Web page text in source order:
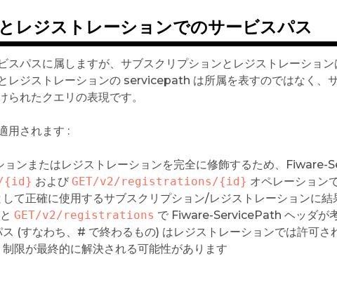
レジストレーションでのサービスパス
スパスに属しますが、サブスクリプションとレジストレーショ
レジストレーションの servicepath は所属を表すのではなく、
れたクエリの表現です。
用されます :
ョンまたはレジストレーションを完全に修飾するため、Fiware-
{id} および GET/v2/registrations/{id} オペレーション
て正確に使用するサブスクリプション/レジストレーションに結
と GET/v2/registrations で Fiware-ServicePath ヘッダが
(すなわち、# で終わるもの) はレジストレーションでは許可さ
制限が最終的に解決される可能性があります